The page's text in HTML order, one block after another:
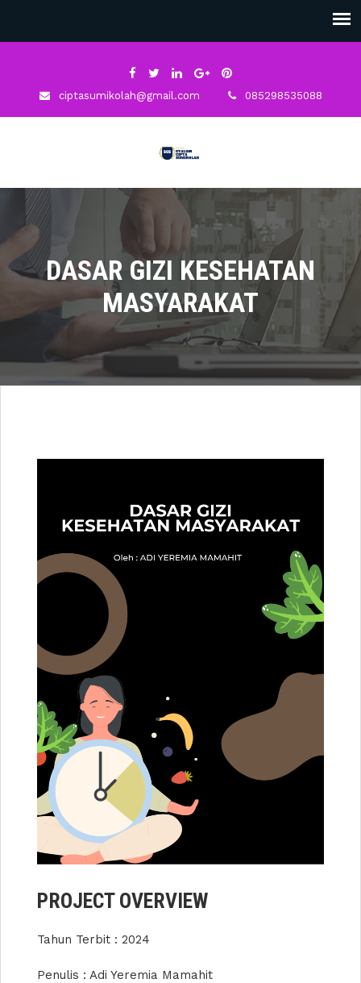
ciptasumikolah@gmail.com 085298535088
DASAR GIZI KESEHATAN
MASYARAKAT
PROJECT OVERVIEW
Tahun Terbit : 2024
Penulis : Adi Yeremia Mamahit